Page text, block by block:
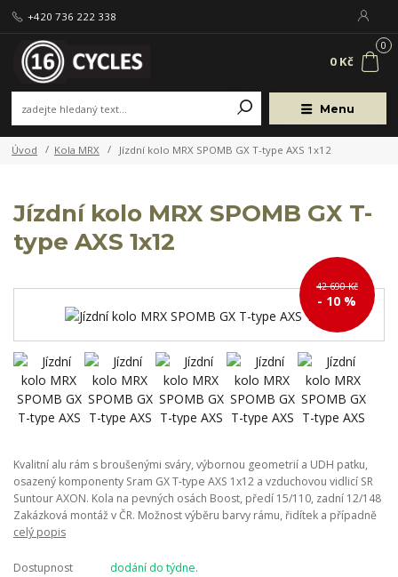
Menu
+420 736 222 338
0
0 Kč
Úvod Kola MRX Jízdní kolo MRX SPOMB GX T-type AXS 1x12
Jízdní kolo MRX SPOMB GX T-
type AXS 1x12
42 690 Kč
- 10 %
Kvalitní alu rám s broušenými sváry, výbornou geometrií a UDH patku,
osazený komponenty Sram GX T-type AXS 1x12 a vzduchovou vidlicí SR
Suntour AXON. Kola na pevných osách Boost, předí 15/110, zadní 12/148
Zakázková montáž v ČR. Možnost výběru barvy rámu, řidítek a případně
celý popis
Dostupnost
dodání do týdne.